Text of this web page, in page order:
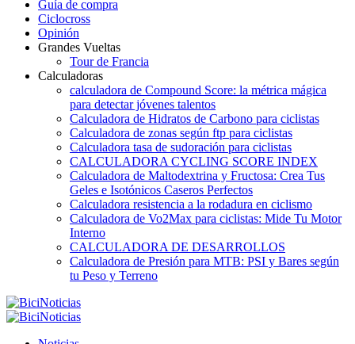
Guía de compra
Ciclocross
Opinión
Grandes Vueltas
Tour de Francia
Calculadoras
calculadora de Compound Score: la métrica mágica
para detectar jóvenes talentos
Calculadora de Hidratos de Carbono para ciclistas
Calculadora de zonas según ftp para ciclistas
Calculadora tasa de sudoración para ciclistas
CALCULADORA CYCLING SCORE INDEX
Calculadora de Maltodextrina y Fructosa: Crea Tus
Geles e Isotónicos Caseros Perfectos
Calculadora resistencia a la rodadura en ciclismo
Calculadora de Vo2Max para ciclistas: Mide Tu Motor
Interno
CALCULADORA DE DESARROLLOS
Calculadora de Presión para MTB: PSI y Bares según
tu Peso y Terreno